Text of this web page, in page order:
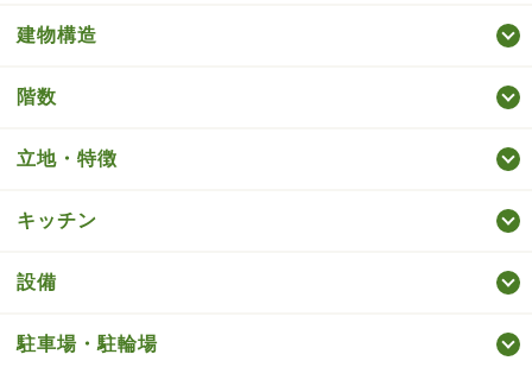
建物構造
階数
立地・特徴
キッチン
設備
駐車場・駐輪場